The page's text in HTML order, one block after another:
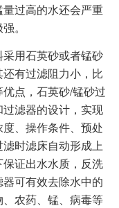
过高的水还会严重
。
用石英砂或者锰砂
有过滤阻力小，比
点，石英砂/锰砂过
滤器的设计，实现
、操作条件、预处
时滤床自动形成上
证出水水质，反洗
可有效去除水中的
农药、锰、病毒等